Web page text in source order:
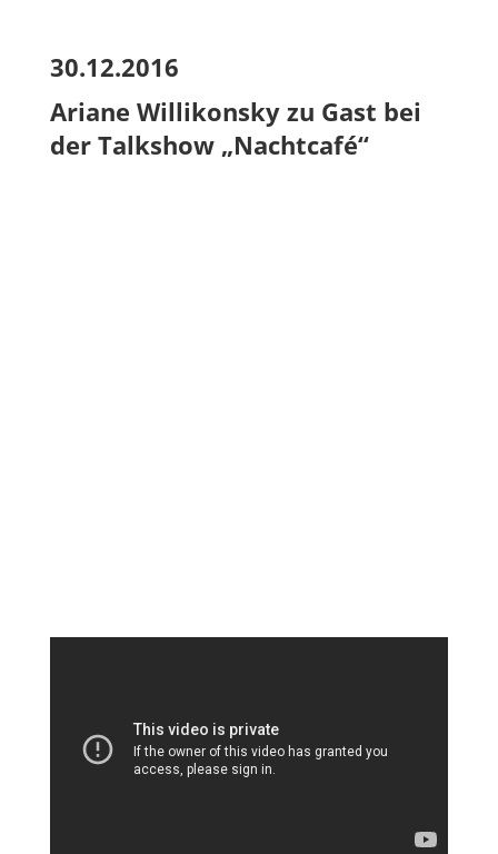
30.12.2016
Ariane Willikonsky zu Gast bei
der Talkshow „Nachtcafé“